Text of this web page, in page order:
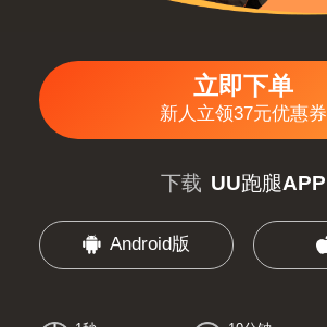
立即下单
新人立领37元优惠券
下载 UU跑腿APP
Android版